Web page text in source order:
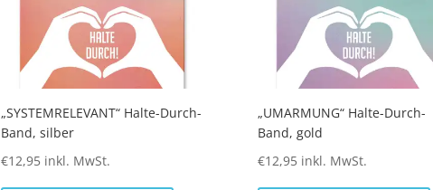
„SYSTEMRELEVANT“ Halte-Durch-
Band, silber
€12,95 inkl. MwSt.
„UMARMUNG“ Halte-Durch-
Band, gold
€12,95 inkl. MwSt.